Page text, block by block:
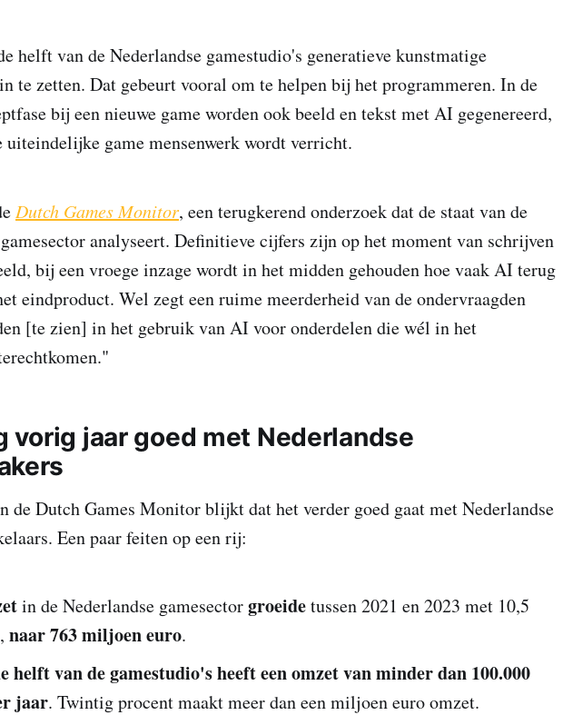
helft van de Nederlandse gamestudio's generatieve kunstmatige
te zetten. Dat gebeurt vooral om te helpen bij het programmeren. In de
bij een nieuwe game worden ook beeld en tekst met AI gegenereerd,
uiteindelijke game mensenwerk wordt verricht.
Dutch Games Monitor, een terugkerend onderzoek dat de staat van de
analyseert. Definitieve cijfers zijn op het moment van schrijven
bij een vroege inzage wordt in het midden gehouden hoe vaak AI terug
eindproduct. Wel zegt een ruime meerderheid van de ondervraagden
[te zien] in het gebruik van AI voor onderdelen die wél in het
vorig jaar goed met Nederlandse
de Dutch Games Monitor blijkt dat het verder goed gaat met Nederlandse
Een paar feiten op een rij:
in de Nederlandse gamesectorgroeidetussen 2021 en 2023 met 10,5
naar 763 miljoen euro.
helft van de gamestudio's heeft een omzet van minder dan 100.000
jaar. Twintig procent maakt meer dan een miljoen euro omzet.